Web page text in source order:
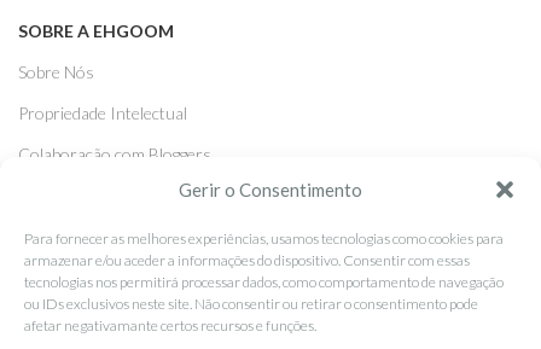
Gerir o Consentimento
Para fornecer as melhores experiências, usamos tecnologias como cookies para
armazenar e/ou aceder a informações do dispositivo. Consentir com essas
tecnologias nos permitirá processar dados, como comportamento de navegação
ou IDs exclusivos neste site. Não consentir ou retirar o consentimento pode
afetar negativamante certos recursos e funções.
SOBRE A EHGOOM
Sobre Nós
Propriedade Intelectual
Colaboração com Bloggers
Listas de Aniversário e Babyshower
CONDIÇÕES GERAIS
Politica de Privacidade